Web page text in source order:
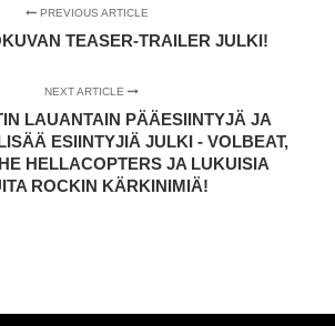
PREVIOUS ARTICLE
TEASER-TRAILER JULKI!
NEXT ARTICLE
LAUANTAIN PÄÄESIINTYJÄ JA
ESIINTYJIÄ JULKI - VOLBEAT,
HELLACOPTERS JA LUKUISIA
ROCKIN KÄRKINIMIÄ!